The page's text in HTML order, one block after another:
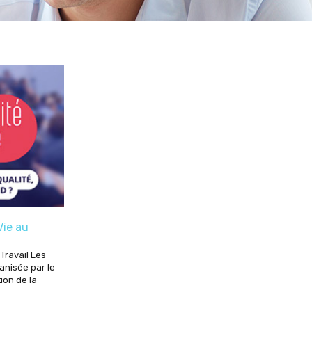
au
Les
par le
de la